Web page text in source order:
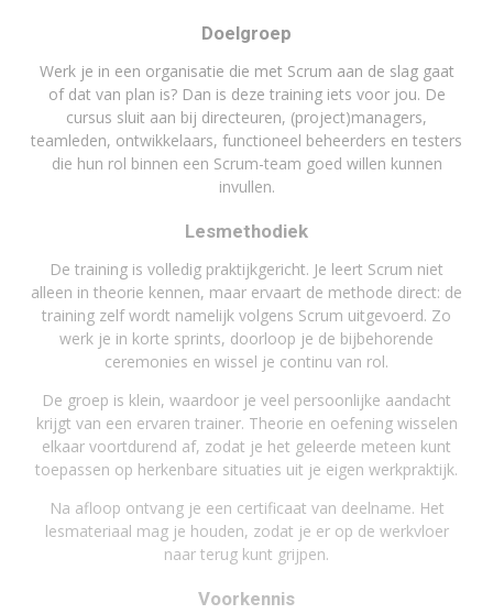
Doelgroep
Werk je in een organisatie die met Scrum aan de slag gaat
of dat van plan is? Dan is deze training iets voor jou. De
cursus sluit aan bij directeuren, (project)managers,
teamleden, ontwikkelaars, functioneel beheerders en testers
die hun rol binnen een Scrum-team goed willen kunnen
invullen.
Lesmethodiek
De training is volledig praktijkgericht. Je leert Scrum niet
alleen in theorie kennen, maar ervaart de methode direct: de
training zelf wordt namelijk volgens Scrum uitgevoerd. Zo
werk je in korte sprints, doorloop je de bijbehorende
ceremonies en wissel je continu van rol.
De groep is klein, waardoor je veel persoonlijke aandacht
krijgt van een ervaren trainer. Theorie en oefening wisselen
elkaar voortdurend af, zodat je het geleerde meteen kunt
toepassen op herkenbare situaties uit je eigen werkpraktijk.
Na afloop ontvang je een certificaat van deelname. Het
lesmateriaal mag je houden, zodat je er op de werkvloer
naar terug kunt grijpen.
Voorkennis